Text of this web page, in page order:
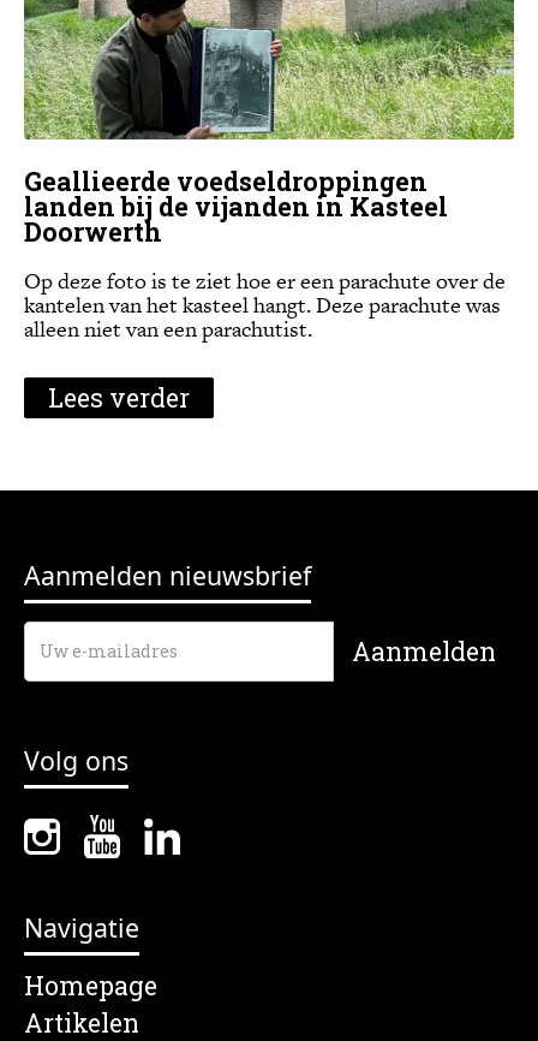
Geallieerde voedseldroppingen
landen bij de vijanden in Kasteel
Doorwerth
Op deze foto is te ziet hoe er een parachute over de
kantelen van het kasteel hangt. Deze parachute was
alleen niet van een parachutist.
Lees verder
Aanmelden nieuwsbrief
Volg ons
Navigatie
Homepage
Artikelen